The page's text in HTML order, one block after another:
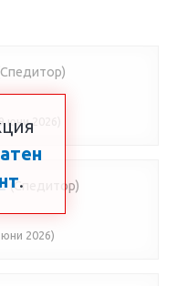
юни 2026)
(Спедитор)
2026)
.